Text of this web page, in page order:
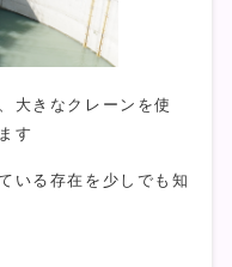
大きなクレーンを使
す
いる存在を少しでも知